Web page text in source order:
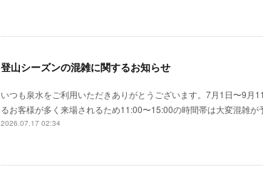
登山シーズンの混雑に関するお知らせ
いつも泉水をご利用いただきありがとうございます。7月1日〜9月
るお客様が多く来場されるため11:00〜15:00の時間帯は大変混雑
2026.07.17 02:34